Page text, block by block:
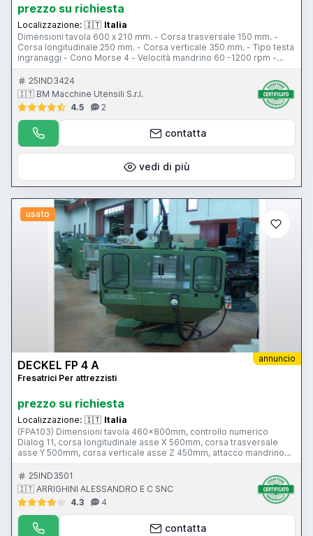
prezzo su richiesta
Localizzazione: 🇮🇹 Italia
Dimensioni tavola 600 x 210 mm. - Corsa trasversale 150 mm. -
Corsa longitudinale 250 mm. - Corsa verticale 350 mm. - Tipo testa
ingranaggi - Cono Morse 4 - Velocità mandrino 60 -1200 rpm -
Velocità avanzamenti 9,5 - 475 mm/min - Potenza motore mandrino
2 Hp25IND3424
🇮🇹 BM Macchine Utensili S.r.l.
4.5
2
contatta
vedi di più
usato
annuncio
DECKEL FP 4 A
Fresatrici Per attrezzisti
prezzo su richiesta
Localizzazione: 🇮🇹 Italia
(FPA103) Dimensioni tavola 460x800mm, controllo numerico
Dialog 11, corsa longitudinale asse X 560mm, corsa trasversale
asse Y 500mm, corsa verticale asse Z 450mm, attacco mandrino
ISO 40, potenza 4kw, peso ca.2700kg.
25IND3501
🇮🇹 ARRIGHINI ALESSANDRO E C SNC
4.3
4
contatta